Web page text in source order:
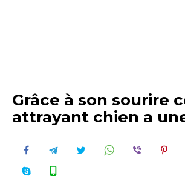
Grâce à son sourire
attrayant chien a